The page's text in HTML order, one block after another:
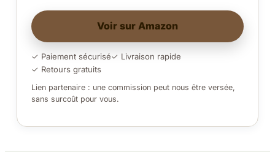
Voir sur Amazon
✓ Paiement sécurisé✓ Livraison rapide
✓ Retours gratuits
Lien partenaire : une commission peut nous être versée,
sans surcoût pour vous.